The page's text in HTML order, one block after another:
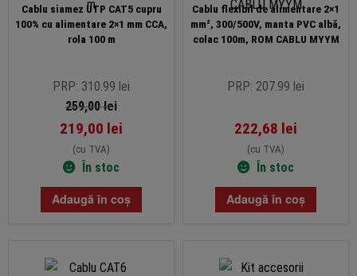
Cablu siamez UTP CAT5 cupru
100% cu alimentare 2×1 mm CCA,
rola 100 m
PRP: 310.99 lei
259,00lei
219,00 lei
(cu TVA)
În stoc
Adaugă în coș
Cablu flexibil de alimentare 2×1
mm², 300/500V, manta PVC albă,
colac 100m, ROM CABLU MYYM
PRP: 207.99 lei
222,68 lei
(cu TVA)
În stoc
Adaugă în coș